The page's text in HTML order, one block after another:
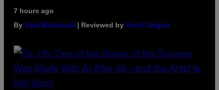
7 hours ago
By Sam Watanuki | Reviewed by Ysolt Usigan